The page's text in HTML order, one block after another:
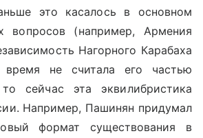
это касалось в основном
вопросов (например, Армения
Нагорного Карабаха
не считала его частью
сейчас эта эквилибристика
Например, Пашинян придумал
формат существования в